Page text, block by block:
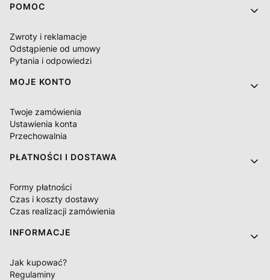
Linki w stopce
POMOC
Zwroty i reklamacje
Odstąpienie od umowy
Pytania i odpowiedzi
MOJE KONTO
Twoje zamówienia
Ustawienia konta
Przechowalnia
PŁATNOŚCI I DOSTAWA
Formy płatności
Czas i koszty dostawy
Czas realizacji zamówienia
INFORMACJE
Jak kupować?
Regulaminy